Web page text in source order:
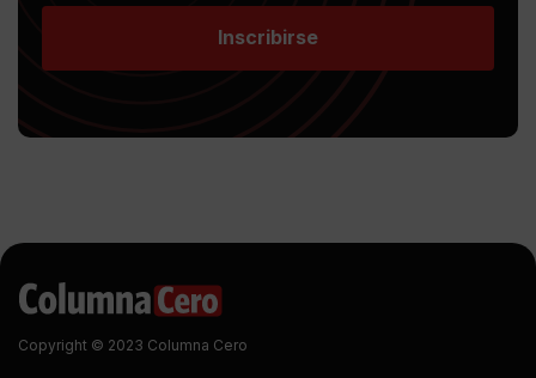
Inscribirse
Copyright © 2023 Columna Cero